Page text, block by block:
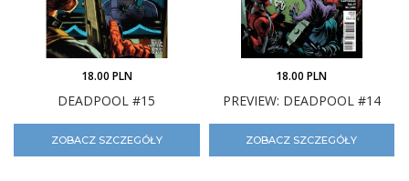
DEADPOOL #15
18.00 PLN
ZOBACZ SZCZEGÓŁY
PREVIEW: DEADPOOL #14
18.00 PLN
ZOBACZ SZCZEGÓŁY